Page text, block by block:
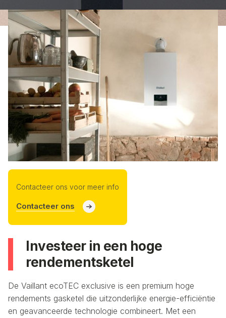
Investeer in een hoge
rendementsketel
De Vaillant ecoTEC exclusive is een premium hoge
rendements gasketel die uitzonderlijke energie-efficiëntie
en geavanceerde technologie combineert. Met een
Contacteer ons voor meer info
Contacteer ons